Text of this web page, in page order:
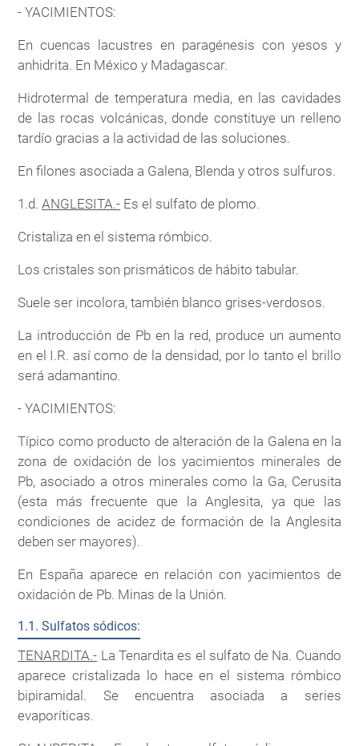
- YACIMIENTOS:
En cuencas lacustres en paragénesis con yesos y
anhidrita. En México y Madagascar.
Hidrotermal de temperatura media, en las cavidades
de las rocas volcánicas, donde constituye un relleno
tardío gracias a la actividad de las soluciones.
En filones asociada a Galena, Blenda y otros sulfuros.
1.d.ANGLESITA.- Es el sulfato de plomo.
Cristaliza en el sistema rómbico.
Los cristales son prismáticos de hábito tabular.
Suele ser incolora, también blanco grises-verdosos.
La introducción de Pb en la red, produce un aumento
en el I.R. así como de la densidad, por lo tanto el brillo
será adamantino.
- YACIMIENTOS:
Típico como producto de alteración de la Galena en la
zona de oxidación de los yacimientos minerales de
Pb, asociado a otros minerales como la Ga, Cerusita
(esta más frecuente que la Anglesita, ya que las
condiciones de acidez de formación de la Anglesita
deben ser mayores).
En España aparece en relación con yacimientos de
oxidación de Pb. Minas de la Unión.
1.1. Sulfatos sódicos:
TENARDITA.- La Tenardita es el sulfato de Na. Cuando
aparece cristalizada lo hace en el sistema rómbico
bipiramidal. Se encuentra asociada a series
evaporíticas.